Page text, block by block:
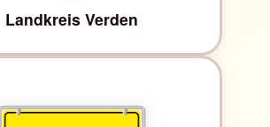
Landkreis Verden